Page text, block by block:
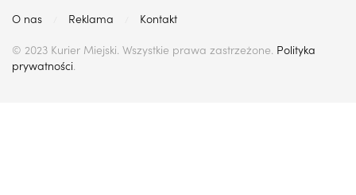
O nas Reklama
Kontakt
© 2023 Kurier Miejski. Wszystkie prawa zastrzeżone. Polityka
prywatności